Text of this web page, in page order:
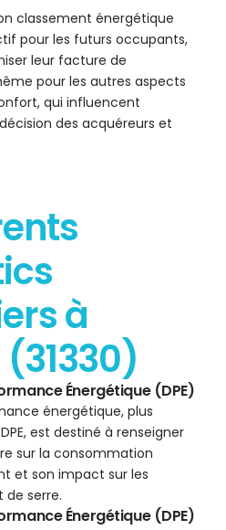
classement énergétique
pour les futurs occupants,
leur facture de
pour les autres aspects
qui influencent
des acquéreurs et
à
Énergétique (DPE)
énergétique, plus
est destiné à renseigner
sur la consommation
et son impact sur les
de serre.
Énergétique (DPE)